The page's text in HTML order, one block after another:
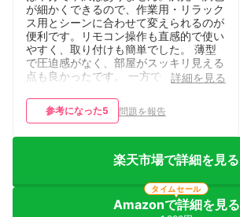
が細かくできるので、作業用・リラック
ス用とシーンに合わせて変えられるのが
便利です。リモコン操作も直感的で使い
やすく、取り付けも簡単でした。 薄型
で圧迫感がなく、部屋がスッキリ見える
点も良かったです。 一方で、最大光量
と、アプリ操作は少し慣れが必要だと感
じました。ただ、この価格帯でここまで
詳細を見る
参考になった5 問題を報告
楽天市場で詳細を見る
Amazonで詳細を見る
タイムセール